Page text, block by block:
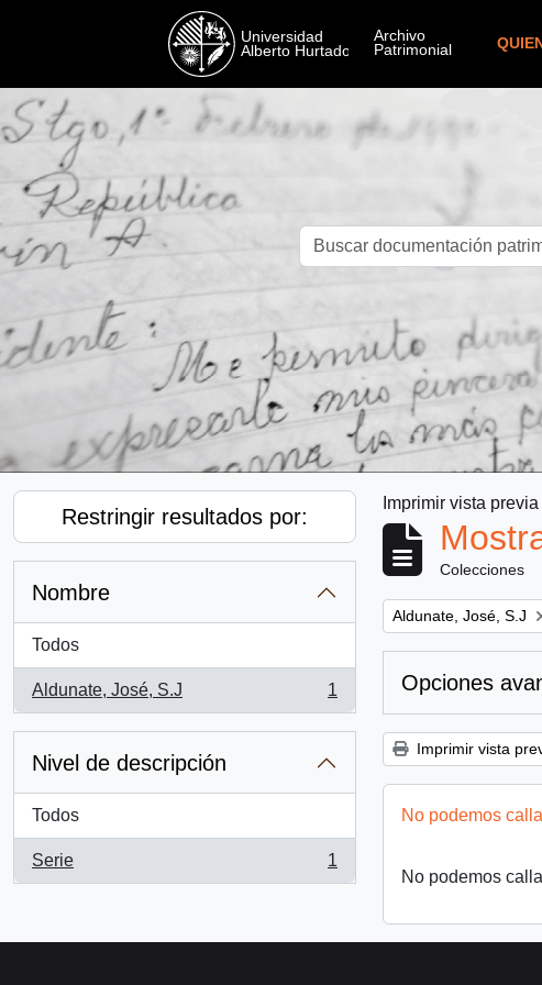
Restringir resultados por:
Nombre
Todos
Aldunate, José, S.J
, 1 resultados
1
Nivel de descripción
Todos
Serie
, 1 resultados
1
Imprimir vista previa
Colecciones
Remove filter:
Aldunate, José, S.J
Opciones
Imprimir vista
No podemos
No podemos